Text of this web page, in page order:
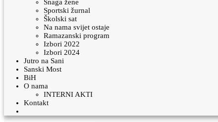
Snaga žene
Sportski žurnal
Školski sat
Na nama svijet ostaje
Ramazanski program
Izbori 2022
Izbori 2024
Jutro na Sani
Sanski Most
BiH
O nama
INTERNI AKTI
Kontakt